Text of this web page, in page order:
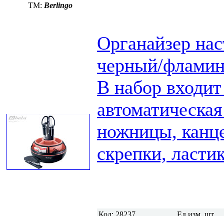
TM: Berlingo
Органайзер
черный/
В набор
ножницы,
скрепки,
Код: 28237 Ед.изм. шт